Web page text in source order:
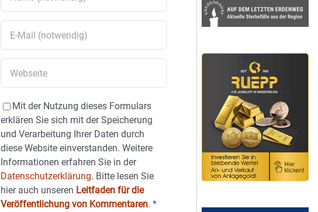
Mit der Nutzung dieses Formulars
erklären Sie sich mit der Speicherung
und Verarbeitung Ihrer Daten durch
diese Website einverstanden. Weitere
Informationen erfahren Sie in der
Datenschutzerklärung. Bitte lesen Sie
hier auch unseren Leitfaden für die
Veröffentlichung von Kommentaren.*